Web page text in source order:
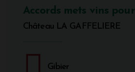
Accords mets vins pour
Château LA GAFFELIERE
Gibier